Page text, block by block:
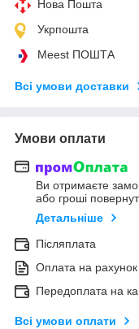
Нова Пошта
Укрпошта
Meest ПОШТА
Всі умови доставки
Умови оплати
Ви отримаєте
або гроші
Детальніше
Післяплата
Оплата на рахунок
Передоплата на
Всі умови оплати